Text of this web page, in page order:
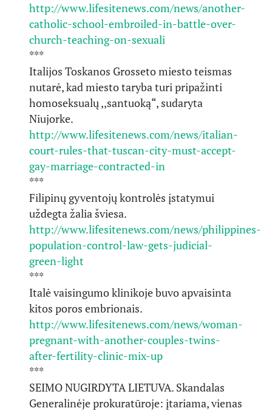
http://www.lifesitenews.com/news/another-
catholic-school-embroiled-in-battle-over-
church-teaching-on-sexuali
***
Italijos Toskanos Grosseto miesto teismas
nutarė, kad miesto taryba turi pripažinti
homoseksualų ,,santuoką“, sudaryta
Niujorke.
http://www.lifesitenews.com/news/italian-
court-rules-that-tuscan-city-must-accept-
gay-marriage-contracted-in
***
Filipinų gyventojų kontrolės įstatymui
uždegta žalia šviesa.
http://www.lifesitenews.com/news/philippines-
population-control-law-gets-judicial-
green-light
***
Italė vaisingumo klinikoje buvo apvaisinta
kitos poros embrionais.
http://www.lifesitenews.com/news/woman-
pregnant-with-another-couples-twins-
after-fertility-clinic-mix-up
***
SEIMO NUGIRDYTA LIETUVA. Skandalas
Generalinėje prokuratūroje: įtariama, vienas